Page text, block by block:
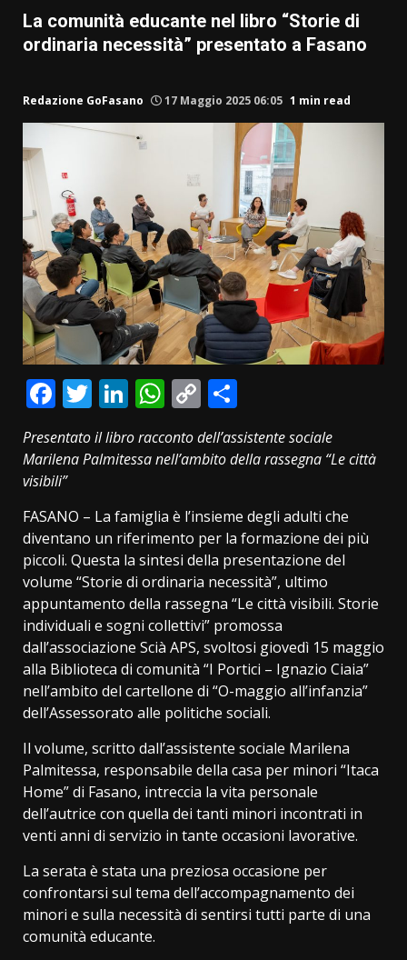
La comunità educante nel libro “Storie di
ordinaria necessità” presentato a Fasano
Redazione GoFasano 17 Maggio 2025 06:05 1 min read
Facebook
Twitter
LinkedIn
WhatsApp
Copy
Link
Presentato il libro racconto dell’assistente sociale
Marilena Palmitessa nell’ambito della rassegna “Le città
visibili”
FASANO – La famiglia è l’insieme degli adulti che
diventano un riferimento per la formazione dei più
piccoli. Questa la sintesi della presentazione del
volume “Storie di ordinaria necessità”, ultimo
appuntamento della rassegna “Le città visibili. Storie
individuali e sogni collettivi” promossa
dall’associazione Scià APS, svoltosi giovedì 15 maggio
alla Biblioteca di comunità “I Portici – Ignazio Ciaia”
nell’ambito del cartellone di “O-maggio all’infanzia”
dell’Assessorato alle politiche sociali.
Il volume, scritto dall’assistente sociale Marilena
Palmitessa, responsabile della casa per minori “Itaca
Home” di Fasano, intreccia la vita personale
dell’autrice con quella dei tanti minori incontrati in
venti anni di servizio in tante occasioni lavorative.
La serata è stata una preziosa occasione per
confrontarsi sul tema dell’accompagnamento dei
minori e sulla necessità di sentirsi tutti parte di una
comunità educante.